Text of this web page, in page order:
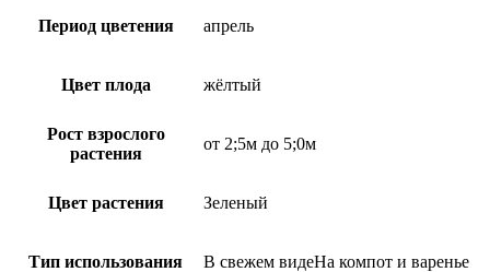
Период цветения апрель
Цвет плода жёлтый
Рост взрослого
растения
от 2;5м до 5;0м
Цвет растения Зеленый
Тип использования В свежем видеНа компот и варенье